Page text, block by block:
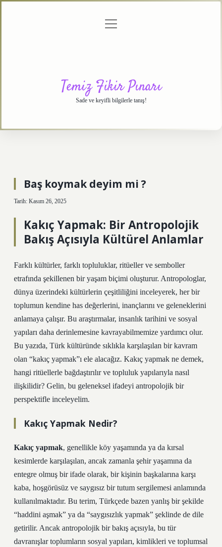
menüyü
Temiz Fikir Pınarı
Sade ve keyifli bilgilerle tanış!
Baş koymak deyim mi ?
Tarih: Kasım 26, 2025
Kakıç Yapmak: Bir Antropolojik
Bakış Açısıyla Kültürel Anlamlar
Farklı kültürler, farklı topluluklar, ritüeller ve semboller
etrafında şekillenen bir yaşam biçimi oluşturur. Antropologlar,
dünya üzerindeki kültürlerin çeşitliliğini inceleyerek, her bir
toplumun kendine has değerlerini, inançlarını ve geleneklerini
anlamaya çalışır. Bu araştırmalar, insanlık tarihini ve sosyal
yapıları daha derinlemesine kavrayabilmemize yardımcı olur.
Bu yazıda, Türk kültüründe sıklıkla karşılaşılan bir kavram
olan “kakıç yapmak”ı ele alacağız. Kakıç yapmak ne demek,
hangi ritüellerle bağdaştırılır ve topluluk yapılarıyla nasıl
ilişkilidir? Gelin, bu geleneksel ifadeyi antropolojik bir
perspektifle inceleyelim.
Kakıç Yapmak Nedir?
Kakıç yapmak, genellikle köy yaşamında ya da kırsal
kesimlerde karşılaşılan, ancak zamanla şehir yaşamına da
entegre olmuş bir ifade olarak, bir kişinin başkalarına karşı
kaba, hoşgörüsüz ve saygısız bir tutum sergilemesi anlamında
kullanılmaktadır. Bu terim, Türkçede bazen yanlış bir şekilde
“haddini aşmak” ya da “saygısızlık yapmak” şeklinde de dile
getirilir. Ancak antropolojik bir bakış açısıyla, bu tür
davranışlar toplumların sosyal yapıları, kimlikleri ve toplumsal